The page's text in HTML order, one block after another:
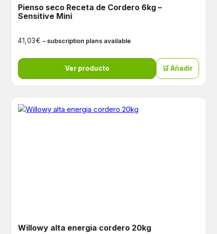
Pienso seco Receta de Cordero 6kg –
Sensitive Mini
41,03€ – subscription plans available
Ver producto 🛒 Añadir
Willowy alta energia cordero 20kg